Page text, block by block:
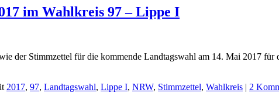
im Wahlkreis 97 – Lippe I
der Stimmzettel für die kommende Landtagswahl am 14. Mai 2017
2017, 97, Landtagswahl, Lippe I, NRW, Stimmzettel, Wahlkreis | 2